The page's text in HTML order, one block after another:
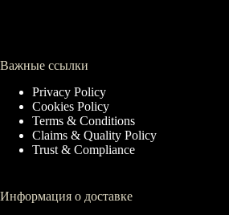
Важные ссылки
Privacy Policy
Cookies Policy
Terms & Conditions
Claims & Quality Policy
Trust & Compliance
Информация о доставке